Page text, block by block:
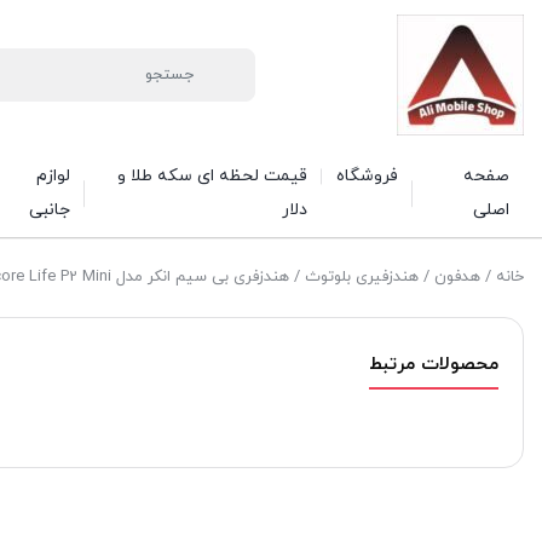
صفحه
اصلی
فروشگاه
قیمت لحظه ای سکه طلا و
دلار
لوازم
جانبی
خانه / هدفون / هندزفیری بلوتوث / هندزفری بی سیم انکر مدل Soundcore Life P2 Mini
محصولات مرتبط